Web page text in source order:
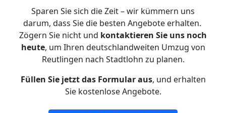
Sparen Sie sich die Zeit – wir kümmern uns
darum, dass Sie die besten Angebote erhalten.
Zögern Sie nicht und kontaktieren Sie uns noch
heute, um Ihren deutschlandweiten Umzug von
Reutlingen nach Stadtlohn zu planen.
Füllen Sie jetzt das Formular aus, und erhalten
Sie kostenlose Angebote.